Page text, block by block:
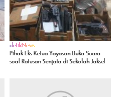
detikNews
Pihak Eks Ketua Yayasan Buka Suara
soal Ratusan Senjata di Sekolah Jaksel